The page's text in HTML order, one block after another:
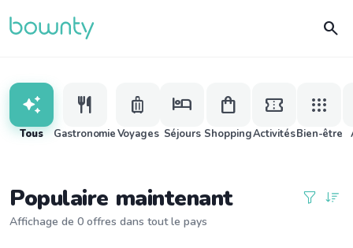
search
auto_awesome
Tous
restaurant
Gastronomie
luggage
Voyages
hotel
Séjours
shopping_bag
Shopping
confirmation_number
Activités
apps
Bien-être
Populaire maintenant
Affichage de 0 offres dans tout le pays